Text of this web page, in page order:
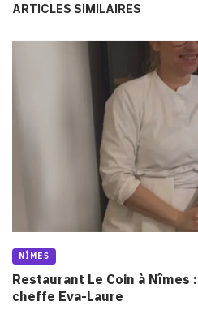
ARTICLES SIMILAIRES
NÎMES
Restaurant Le Coin à Nîmes
cheffe Eva-Laure